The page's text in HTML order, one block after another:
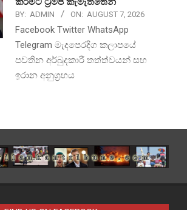
BY: ADMIN ON: AUGUST 7, 2026
Facebook Twitter WhatsApp
Telegram මැදපෙරදිග කලාපයේ
පවතින අර්බුදකාරී තත්ත්වයන් සහ
ඉරාන අනුග්‍රහය